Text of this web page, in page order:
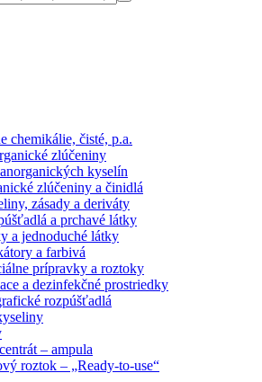
chemikálie, čisté, p.a.
zlúčeniny
kyselín
zlúčeniny a činidlá
zásady a deriváty
a prchavé látky
a jednoduché látky
a farbivá
prípravky a roztoky
a dezinfekčné prostriedky
rozpúšťadlá
– ampula
roztok – „Ready-to-use“